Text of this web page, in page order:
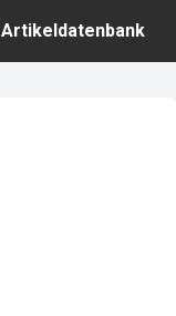
Artikeldatenbank